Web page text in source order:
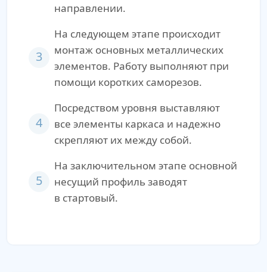
направлении.
3
На следующем этапе происходит
монтаж основных металлических
элементов. Работу выполняют при
помощи коротких саморезов.
4
Посредством уровня выставляют
все элементы каркаса и надежно
скрепляют их между собой.
5
На заключительном этапе основной
несущий профиль заводят
в стартовый.